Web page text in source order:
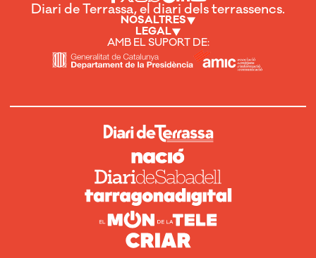
Diari de Terrassa, el diari dels terrassencs.
NOSALTRES
LEGAL
AMB EL SUPORT DE: